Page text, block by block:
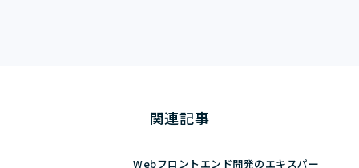
関連記事
Webフロントエンド開発のエキスパー